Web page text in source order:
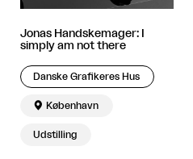
Jonas Handskemager: I
simply am not there
Danske Grafikeres Hus
 København
Udstilling